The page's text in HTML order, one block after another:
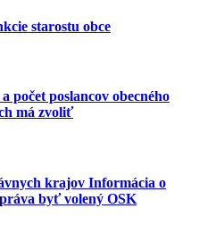
starostu obce
počet poslancov obecného
má zvoliť
krajov Informácia o
byť volený OSK